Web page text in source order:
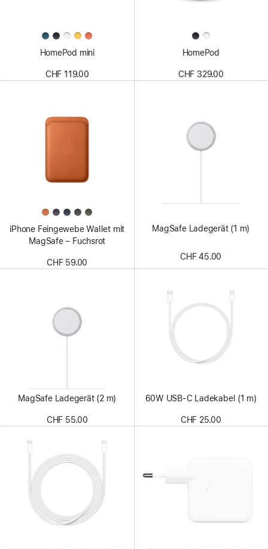
HomePod mini
CHF 119.00
HomePod
CHF 329.00
iPhone Feingewebe Wallet mit
MagSafe – Fuchsrot
CHF 59.00
MagSafe Ladegerät (1 m)
CHF 45.00
MagSafe Ladegerät (2 m)
CHF 55.00
60W USB‑C Ladekabel (1 m)
CHF 25.00